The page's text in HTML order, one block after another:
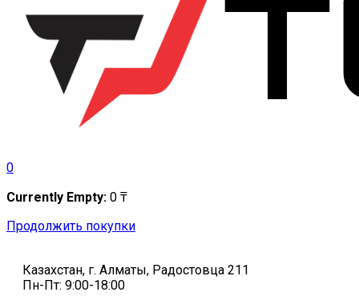
0
Currently Empty: 0 ₸
Продолжить покупки
Казахстан, г. Алматы, Радостовца 211
Пн-Пт: 9:00-18:00